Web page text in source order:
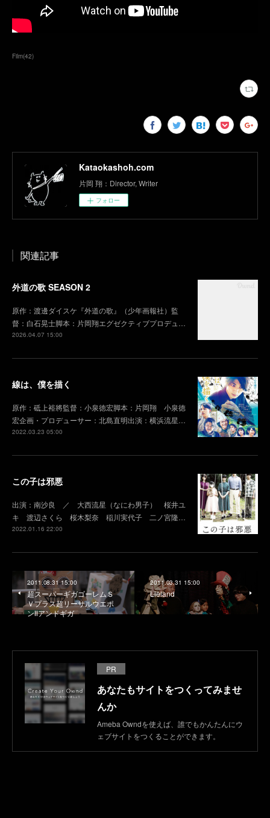
Film(42)
Kataokashoh.com
片岡 翔：Director, Writer
フォロー
関連記事
外道の歌 SEASON 2
原作：渡邊ダイスケ『外道の歌』（少年画報社）監
督：白石晃士脚本：片岡翔エグゼクティブプロデュ…
2026.04.07 15:00
線は、僕を描く
原作：砥上裕將監督：小泉徳宏脚本：片岡翔 小泉徳
宏企画・プロデューサー：北島直明出演：横浜流星…
2022.03.23 05:00
この子は邪悪
出演：南沙良 ／ 大西流星（なにわ男子） 桜井ユ
キ 渡辺さくら 桜木梨奈 稲川実代子 二ノ宮隆…
2022.01.16 22:00
2011.08.31 15:00
超スーパーギガゴーレムＳ
Ｖプラス超リーサルウエポ
ンⅡアンドギガ
2011.03.31 15:00
Lieland
PR
あなたもサイトをつくってみませ
んか
Ameba Owndを使えば、誰でもかんたんにウ
ェブサイトをつくることができます。